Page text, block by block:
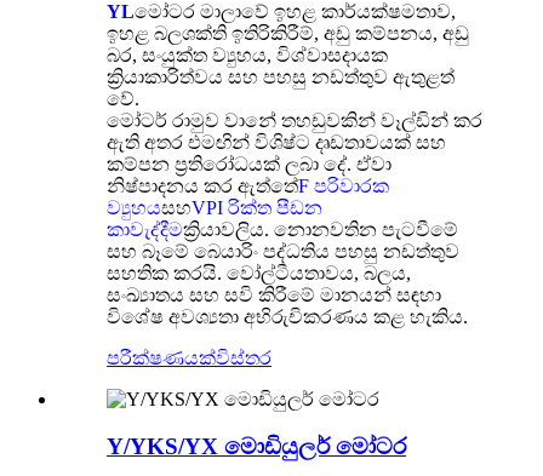
YLමෝටර මාලාවේ ඉහළ කාර්යක්ෂමතාව,
ඉහළ බලශක්ති ඉතිරිකිරීම්, අඩු කම්පනය, අඩු
බර, සංයුක්ත ව්‍යුහය, විශ්වාසදායක
ක්‍රියාකාරිත්වය සහ පහසු නඩත්තුව ඇතුළත්
වේ.
මෝටර් රාමුව වානේ තහඩුවකින් වෑල්ඩින් කර
ඇති අතර එමඟින් විශිෂ්ට දෘඩතාවයක් සහ
කම්පන ප්‍රතිරෝධයක් ලබා දේ. ඒවා
නිෂ්පාදනය කර ඇත්තේF පරිවාරක
ව්‍යුහයසහVPI රික්ත පීඩන
කාවැද්දීමක්‍රියාවලිය. නොනවතින පැටවීමේ
සහ බෑමේ බෙයාරිං පද්ධතිය පහසු නඩත්තුව
සහතික කරයි. වෝල්ටීයතාවය, බලය,
සංඛ්‍යාතය සහ සවි කිරීමේ මානයන් සඳහා
විශේෂ අවශ්‍යතා අභිරුචිකරණය කළ හැකිය.
පරීක්ෂණයක්විස්තර
Y/YKS/YX මොඩියුලර් මෝටර